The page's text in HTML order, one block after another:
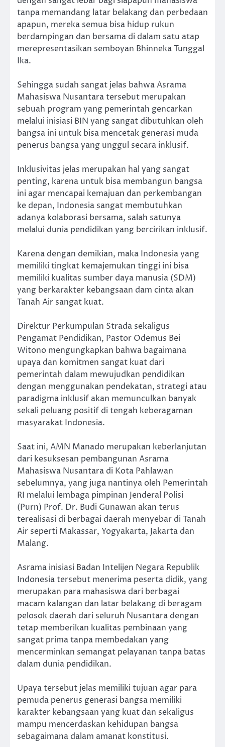
tanpa memandang latar belakang dan perbedaan
apapun, mereka semua bisa hidup rukun
berdampingan dan bersama di dalam satu atap
merepresentasikan semboyan Bhinneka Tunggal
Ika.
Sehingga sudah sangat jelas bahwa Asrama
Mahasiswa Nusantara tersebut merupakan
sebuah program yang pemerintah gencarkan
melalui inisiasi BIN yang sangat dibutuhkan oleh
bangsa ini untuk bisa mencetak generasi muda
penerus bangsa yang unggul secara inklusif.
Inklusivitas jelas merupakan hal yang sangat
penting, karena untuk bisa membangun bangsa
ini agar mencapai kemajuan dan perkembangan
ke depan, Indonesia sangat membutuhkan
adanya kolaborasi bersama, salah satunya
melalui dunia pendidikan yang bercirikan inklusif.
Karena dengan demikian, maka Indonesia yang
memiliki tingkat kemajemukan tinggi ini bisa
memiliki kualitas sumber daya manusia (SDM)
yang berkarakter kebangsaan dam cinta akan
Tanah Air sangat kuat.
Direktur Perkumpulan Strada sekaligus
Pengamat Pendidikan, Pastor Odemus Bei
Witono mengungkapkan bahwa bagaimana
upaya dan komitmen sangat kuat dari
pemerintah dalam mewujudkan pendidikan
dengan menggunakan pendekatan, strategi atau
paradigma inklusif akan memunculkan banyak
sekali peluang positif di tengah keberagaman
masyarakat Indonesia.
Saat ini, AMN Manado merupakan keberlanjutan
dari kesuksesan pembangunan Asrama
Mahasiswa Nusantara di Kota Pahlawan
sebelumnya, yang juga nantinya oleh Pemerintah
RI melalui lembaga pimpinan Jenderal Polisi
(Purn) Prof. Dr. Budi Gunawan akan terus
terealisasi di berbagai daerah menyebar di Tanah
Air seperti Makassar, Yogyakarta, Jakarta dan
Malang.
Asrama inisiasi Badan Intelijen Negara Republik
Indonesia tersebut menerima peserta didik, yang
merupakan para mahasiswa dari berbagai
macam kalangan dan latar belakang di beragam
pelosok daerah dari seluruh Nusantara dengan
tetap memberikan kualitas pembinaan yang
sangat prima tanpa membedakan yang
mencerminkan semangat pelayanan tanpa batas
dalam dunia pendidikan.
Upaya tersebut jelas memiliki tujuan agar para
pemuda penerus generasi bangsa memiliki
karakter kebangsaan yang kuat dan sekaligus
mampu mencerdaskan kehidupan bangsa
sebagaimana dalam amanat konstitusi.